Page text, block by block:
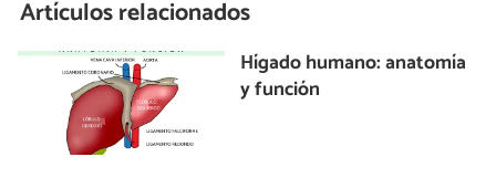
Artículos relacionados
Hígado humano: anatomía
y función